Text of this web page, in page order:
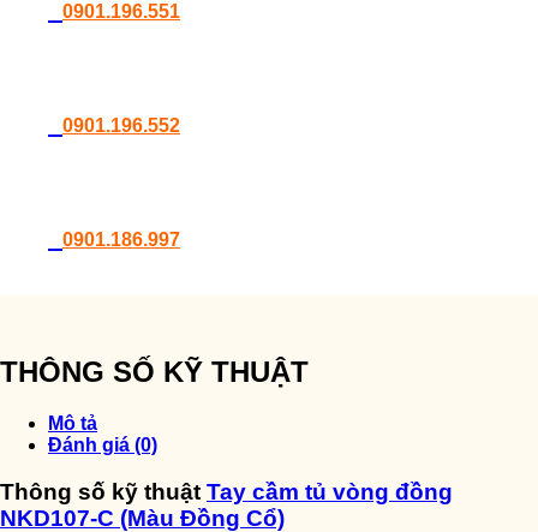
0901.196.551
0901.196.552
0901.186.997
THÔNG SỐ KỸ THUẬT
Mô tả
Đánh giá (0)
Thông số kỹ thuật Tay cầm tủ vòng đồng
NKD107-C (Màu Đồng Cổ)